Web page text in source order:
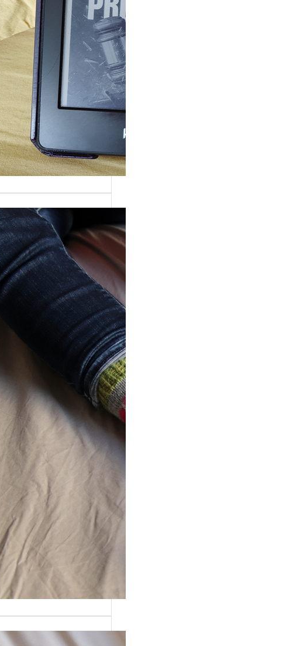
Sans grande surprise, j’ai
replongé dans la série
« Roy Grace »…
{Tricot} Flower
power socks
Ce patron a été
initialement créé pour
les membres de…